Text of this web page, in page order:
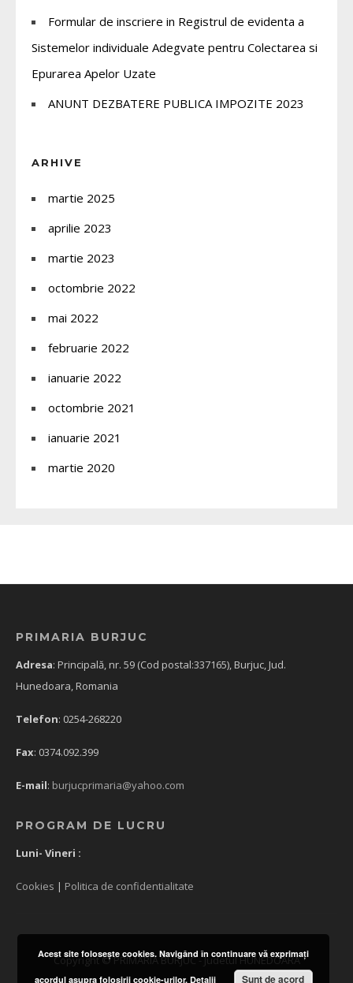
Formular de inscriere in Registrul de evidenta a
Sistemelor individuale Adegvate pentru Colectarea si
Epurarea Apelor Uzate
ANUNT DEZBATERE PUBLICA IMPOZITE 2023
ARHIVE
martie 2025
aprilie 2023
martie 2023
octombrie 2022
mai 2022
februarie 2022
ianuarie 2022
octombrie 2021
ianuarie 2021
martie 2020
PRIMARIA BURJUC
Adresa: Principală, nr. 59 (Cod postal:337165), Burjuc, Jud.
Hunedoara, Romania
Telefon: 0254-268220
Fax: 0374.092.399
E-mail: burjucprimaria@yahoo.com
PROGRAM DE LUCRU
Luni- Vineri :
Cookies | Politica de confidentialitate
Copyright © PRIMARIA BURJUC - Judetul HUNEDOARA
Acest site foloseşte cookies. Navigând în continuare vă exprimaţi
acordul asupra folosirii cookie-urilor. Detalii Sunt de acord